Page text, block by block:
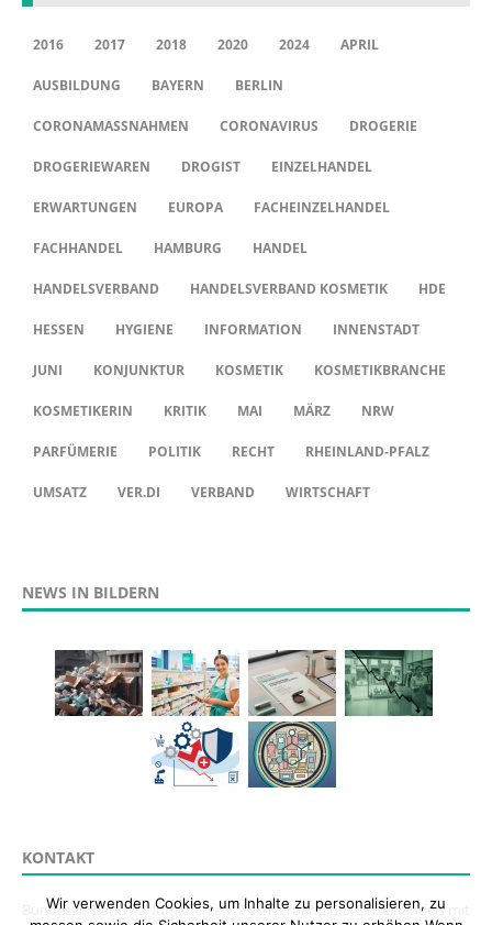
2016 2017 2018 2020 2024 APRIL
AUSBILDUNG BAYERN BERLIN
CORONAMASSNAHMEN CORONAVIRUS DROGERIE
DROGERIEWAREN DROGIST EINZELHANDEL
ERWARTUNGEN EUROPA FACHEINZELHANDEL
FACHHANDEL HAMBURG HANDEL
HANDELSVERBAND HANDELSVERBAND KOSMETIK HDE
HESSEN HYGIENE INFORMATION INNENSTADT
JUNI KONJUNKTUR KOSMETIK KOSMETIKBRANCHE
KOSMETIKERIN KRITIK MAI MÄRZ NRW
PARFÜMERIE POLITIK RECHT RHEINLAND-PFALZ
UMSATZ VER.DI VERBAND WIRTSCHAFT
NEWS IN BILDERN
KONTAKT
Bundesverband Parfümerien e.V. Fachverband des Einzelhandels mit
Wir verwenden Cookies, um Inhalte zu personalisieren, zu